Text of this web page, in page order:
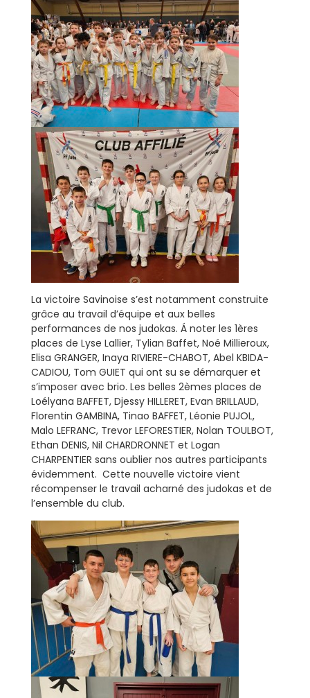
La victoire Savinoise s’est notamment construite
grâce au travail d’équipe et aux belles
performances de nos judokas. Á noter les 1ères
places de Lyse Lallier, Tylian Baffet, Noé Millieroux,
Elisa GRANGER, Inaya RIVIERE-CHABOT, Abel KBIDA-
CADIOU, Tom GUIET qui ont su se démarquer et
s’imposer avec brio. Les belles 2èmes places de
Loélyana BAFFET, Djessy HILLERET, Evan BRILLAUD,
Florentin GAMBINA, Tinao BAFFET, Léonie PUJOL,
Malo LEFRANC, Trevor LEFORESTIER, Nolan TOULBOT,
Ethan DENIS, Nil CHARDRONNET et Logan
CHARPENTIER sans oublier nos autres participants
évidemment. Cette nouvelle victoire vient
récompenser le travail acharné des judokas et de
l’ensemble du club.